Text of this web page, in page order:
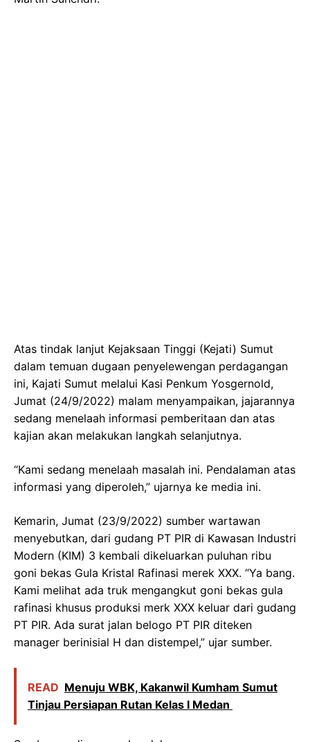
Atas tindak lanjut Kejaksaan Tinggi (Kejati) Sumut
dalam temuan dugaan penyelewengan perdagangan
ini, Kajati Sumut melalui Kasi Penkum Yosgernold,
Jumat (24/9/2022) malam menyampaikan, jajarannya
sedang menelaah informasi pemberitaan dan atas
kajian akan melakukan langkah selanjutnya.
“Kami sedang menelaah masalah ini. Pendalaman atas
informasi yang diperoleh,” ujarnya ke media ini.
Kemarin, Jumat (23/9/2022) sumber wartawan
menyebutkan, dari gudang PT PIR di Kawasan Industri
Modern (KIM) 3 kembali dikeluarkan puluhan ribu
goni bekas Gula Kristal Rafinasi merek XXX. “Ya bang.
Kami melihat ada truk mengangkut goni bekas gula
rafinasi khusus produksi merk XXX keluar dari gudang
PT PIR. Ada surat jalan belogo PT PIR diteken
manager berinisial H dan distempel,” ujar sumber.
READ Menuju WBK, Kakanwil Kumham Sumut
Tinjau Persiapan Rutan Kelas I Medan